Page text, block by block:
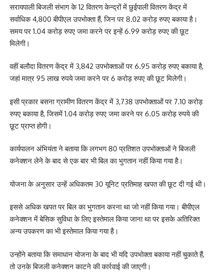
सरायपाली बिजली संभाग के 12 वितरण केन्द्रों में छुईपाली वितरण केंद्र में
सर्वाधिक 4,800 बीपीएल उपभोक्ता हैं, जिन पर 8.02 करोड़ रुपए बकाया है।
समय पर 1.04 करोड़ रुपए जमा करने पर इन्हें 6.99 करोड़ रुपए की छूट
मिलेगी।
वहीं बलौदा वितरण केंद्र में 3,842 उपभोक्ताओं पर 6.95 करोड़ रुपए बकाया है,
जहां मात्र 95 लाख रुपये जमा करने पर 6 करोड़ रुपए की छूट मिलेगी।
इसी प्रकार बसना ग्रामीण वितरण केंद्र में 3,738 उपभोक्ताओं पर 7.10 करोड़
रुपए बकाया है, जिसमें 1.04 करोड़ रुपए जमा करने पर 6.05 करोड़ रुपये की
छूट प्राप्त होगी।
कार्यपालन अंभियंता ने बताया कि लगभग 80 प्रतिशत उपभोक्ताओं ने बिजली
कनेक्शन लेने के बाद से एक बार भी बिल का भुगतान नहीं किया गया है।
योजना के अनुसार उन्हें अधिकतम 30 यूनिट प्रतिमाह खपत की छूट दी गई थी।
इससे अधिक खपत पर बिल का भुगतान करना था जो नहीं किया गया। बीपीएल
कनेक्शन में बेसिक सुविधा के लिए इस्तेमाल किया जाना था पर इसके अतिरिक्त
अन्य उपकरण का भी इस्तेमाल किया गया है।
उन्होंने बताया कि समाधान योजना के बाद भी यदि उपभोक्ता बकाया नहीं चुकाते हैं,
तो उनके बिजली कनेक्शन काटने की कार्रवाई की जाएगी।